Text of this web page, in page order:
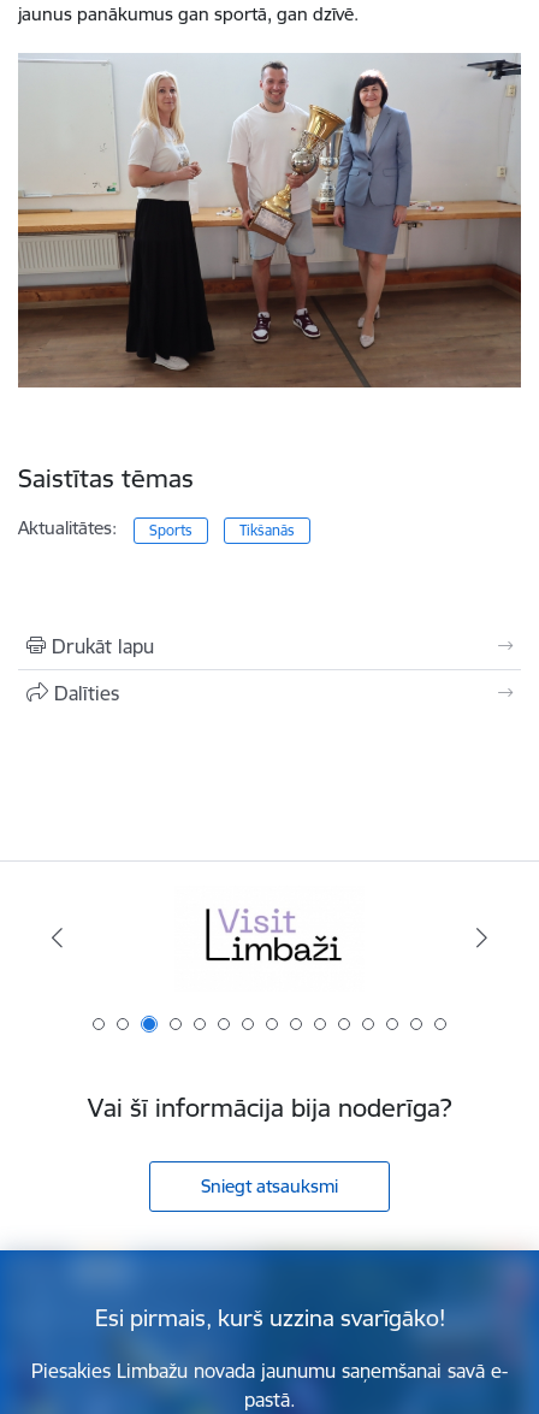
jaunus panākumus gan sportā, gan dzīvē.
Saistītas tēmas
Aktualitātes: Sports Tikšanās
Drukāt lapu
Dalīties
Vai šī informācija bija noderīga?
Sniegt atsauksmi
Esi pirmais, kurš uzzina svarīgāko!
Piesakies Limbažu novada jaunumu saņemšanai savā e-
pastā.